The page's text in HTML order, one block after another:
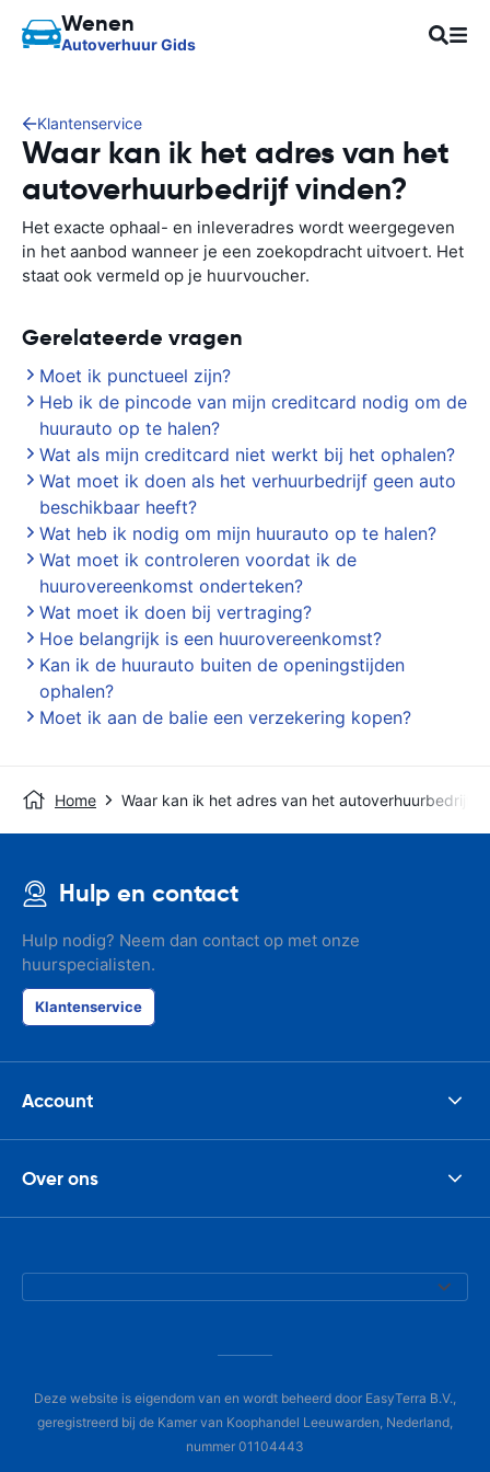
Wenen
Autoverhuur Gids
Klantenservice
Waar kan ik het adres van het
autoverhuurbedrijf vinden?
Het exacte ophaal- en inleveradres wordt weergegeven
in het aanbod wanneer je een zoekopdracht uitvoert. Het
staat ook vermeld op je huurvoucher.
Gerelateerde vragen
Moet ik punctueel zijn?
Heb ik de pincode van mijn creditcard nodig om de
huurauto op te halen?
Wat als mijn creditcard niet werkt bij het ophalen?
Wat moet ik doen als het verhuurbedrijf geen auto
beschikbaar heeft?
Wat heb ik nodig om mijn huurauto op te halen?
Wat moet ik controleren voordat ik de
huurovereenkomst onderteken?
Wat moet ik doen bij vertraging?
Hoe belangrijk is een huurovereenkomst?
Kan ik de huurauto buiten de openingstijden
ophalen?
Moet ik aan de balie een verzekering kopen?
Home Waar kan ik het adres van het autoverhuurbedrijf
Hulp en contact
Hulp nodig? Neem dan contact op met onze
huurspecialisten.
Klantenservice
Account
Over ons
Deze website is eigendom van en wordt beheerd door EasyTerra B.V.,
geregistreerd bij de Kamer van Koophandel Leeuwarden, Nederland,
nummer 01104443